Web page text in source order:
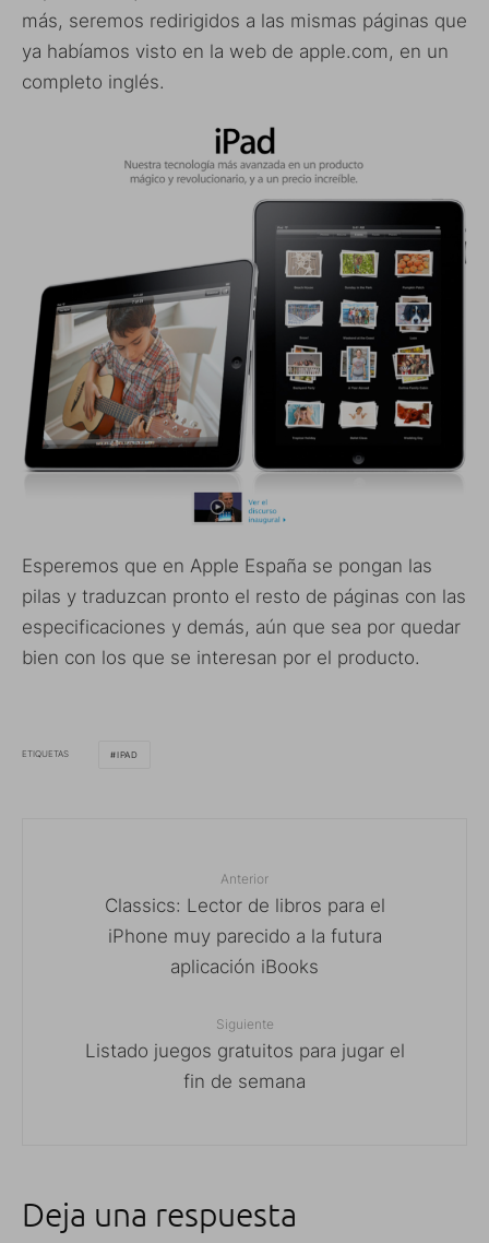
más, seremos redirigidos a las mismas páginas que
ya habíamos visto en la web de apple.com, en un
completo inglés.
Esperemos que en Apple España se pongan las
pilas y traduzcan pronto el resto de páginas con las
especificaciones y demás, aún que sea por quedar
bien con los que se interesan por el producto.
ETIQUETAS IPAD
Anterior
Classics: Lector de libros para el
iPhone muy parecido a la futura
aplicación iBooks
Siguiente
Listado juegos gratuitos para jugar el
fin de semana
Deja una respuesta